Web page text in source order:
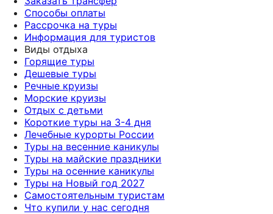
Способы оплаты
Рассрочка на туры
Информация для туристов
Виды отдыха
Горящие туры
Дешевые туры
Речные круизы
Морские круизы
Отдых с детьми
Короткие туры на 3-4 дня
Лечебные курорты России
Туры на весенние каникулы
Туры на майские праздники
Туры на осенние каникулы
Туры на Новый год 2027
Самостоятельным туристам
Что купили у нас сегодня